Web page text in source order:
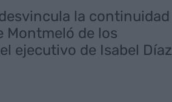
la continuidad
Montmeló de los
ejecutivo de Isabel Díaz